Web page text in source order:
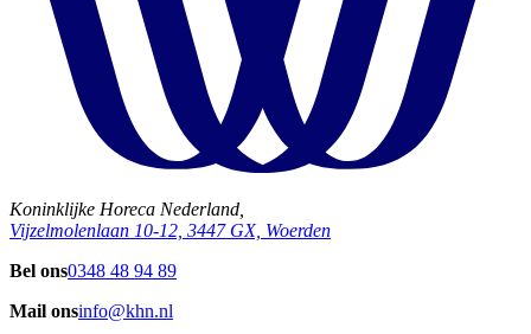
Koninklijke Horeca Nederland,
Vijzelmolenlaan 10-12, 3447 GX, Woerden
Bel ons0348 48 94 89
Mail onsinfo@khn.nl